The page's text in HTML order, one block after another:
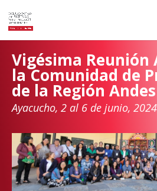
Vigésima Reunión
la Comunidad de
de la Región Andes
Ayacucho, 2 al 6 de junio,